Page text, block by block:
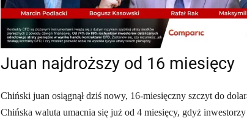
Juan najdroższy od 16 miesięcy
Chiński juan osiągnął dziś nowy, 16-miesięczny szczyt do
Chińska waluta umacnia się już od 4 miesięcy, gdyż